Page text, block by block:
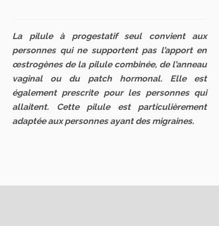
La pilule à progestatif seul convient aux
personnes qui ne supportent pas l’apport en
œstrogènes de la pilule combinée, de l’anneau
vaginal ou du patch hormonal. Elle est
également prescrite pour les personnes qui
allaitent. Cette pilule est particulièrement
adaptée aux personnes ayant des migraines.